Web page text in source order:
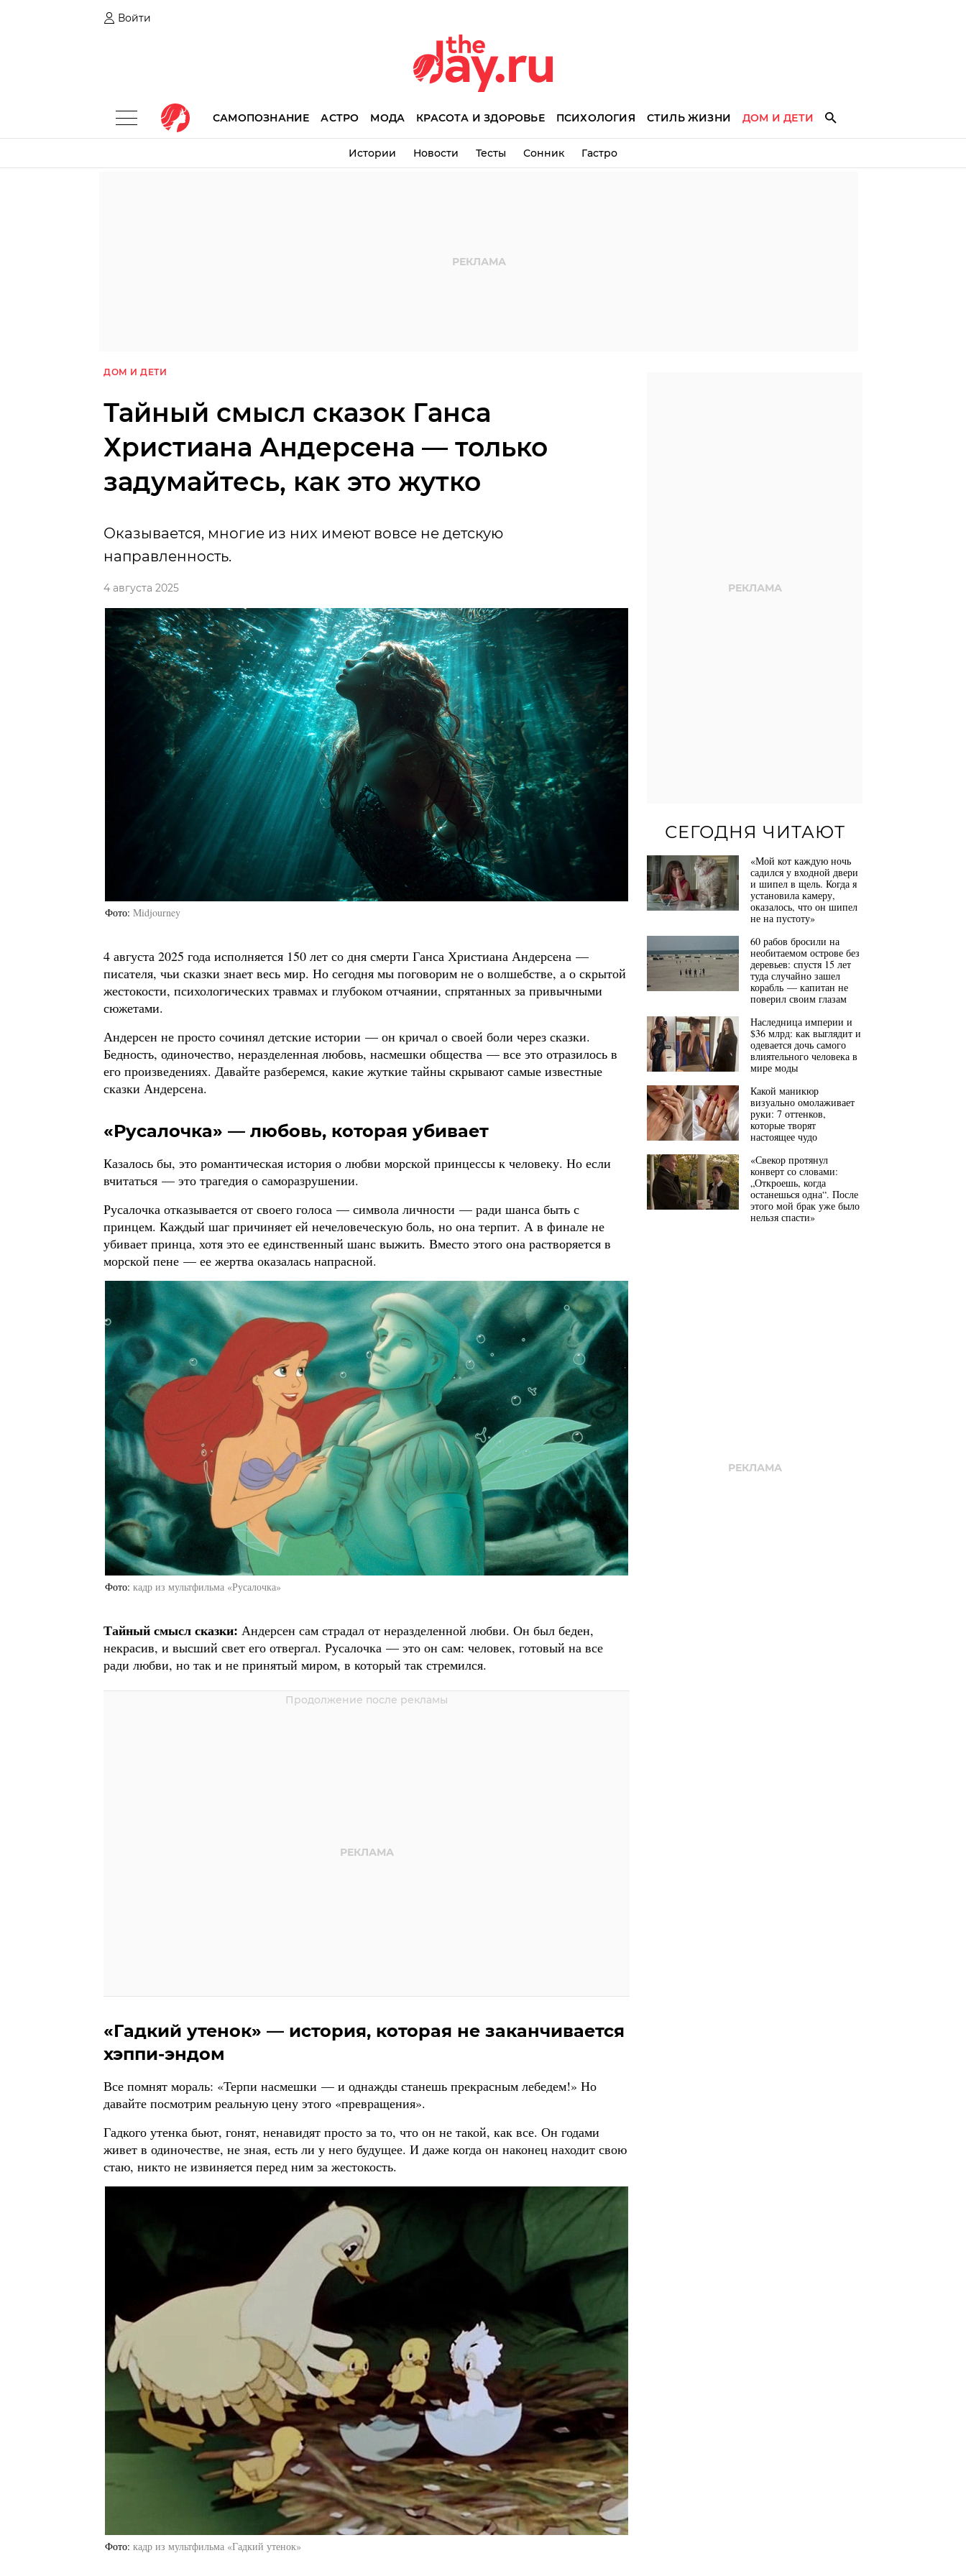
Войти
САМОПОЗНАНИЕ АСТРО МОДА КРАСОТА И ЗДОРОВЬЕ ПСИХОЛОГИЯ СТИЛЬ ЖИЗНИ ДОМ И ДЕТИ
Истории Новости Тесты Сонник Гастро
ДОМ И ДЕТИ
Тайный смысл сказок Ганса
Христиана Андерсена — только
задумайтесь, как это жутко
Оказывается, многие из них имеют вовсе не детскую
направленность.
4 августа 2025
Фото Midjourney
4 августа 2025 года исполняется 150 лет со дня смерти Ганса Христиана Андерсена —
писателя, чьи сказки знает весь мир. Но сегодня мы поговорим не о волшебстве, а о скрытой
жестокости, психологических травмах и глубоком отчаянии, спрятанных за привычными
сюжетами.
Андерсен не просто сочинял детские истории — он кричал о своей боли через сказки.
Бедность, одиночество, неразделенная любовь, насмешки общества — все это отразилось в
его произведениях. Давайте разберемся, какие жуткие тайны скрывают самые известные
сказки Андерсена.
«Русалочка» — любовь, которая убивает
Казалось бы, это романтическая история о любви морской принцессы к человеку. Но если
вчитаться — это трагедия о саморазрушении.
Русалочка отказывается от своего голоса — символа личности — ради шанса быть с
принцем. Каждый шаг причиняет ей нечеловеческую боль, но она терпит. А в финале не
убивает принца, хотя это ее единственный шанс выжить. Вместо этого она растворяется в
морской пене — ее жертва оказалась напрасной.
Фото кадр из мультфильма «Русалочка»
Тайный смысл сказки: Андерсен сам страдал от неразделенной любви. Он был беден,
некрасив, и высший свет его отвергал. Русалочка — это он сам: человек, готовый на все
ради любви, но так и не принятый миром, в который так стремился.
«Гадкий утенок» — история, которая не заканчивается
хэппи-эндом
Все помнят мораль: «Терпи насмешки — и однажды станешь прекрасным лебедем!» Но
давайте посмотрим реальную цену этого «превращения».
Гадкого утенка бьют, гонят, ненавидят просто за то, что он не такой, как все. Он годами
живет в одиночестве, не зная, есть ли у него будущее. И даже когда он наконец находит свою
стаю, никто не извиняется перед ним за жестокость.
Фото кадр из мультфильма «Гадкий утенок»
СЕГОДНЯ ЧИТАЮТ
«Мой кот каждую ночь
садился у входной двери
и шипел в щель. Когда я
установила камеру,
оказалось, что он шипел
не на пустоту»
60 рабов бросили на
необитаемом острове без
деревьев: спустя 15 лет
туда случайно зашел
корабль — капитан не
поверил своим глазам
Наследница империи и
$36 млрд: как выглядит и
одевается дочь самого
влиятельного человека в
мире моды
Какой маникюр
визуально омолаживает
руки: 7 оттенков,
которые творят
настоящее чудо
«Свекор протянул
конверт со словами:
„Откроешь, когда
останешься одна“. После
этого мой брак уже было
нельзя спасти»